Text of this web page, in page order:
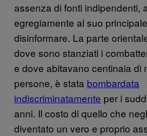
assenza di fonti indipendenti,
egregiamente al suo
disinformare. La parte
dove sono stanziati i
e dove abitavano centinaia di
persone, è stata bombardata
indiscriminatamente per i
anni. Il costo di quello che
diventato un vero e proprio